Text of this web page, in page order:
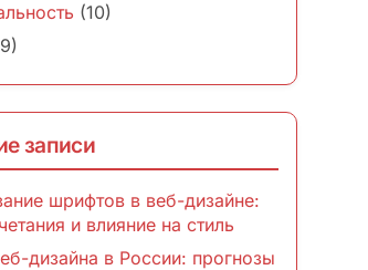
(10)
записи
шрифтов в веб-дизайне:
и влияние на стиль
дизайна в России: прогнозы